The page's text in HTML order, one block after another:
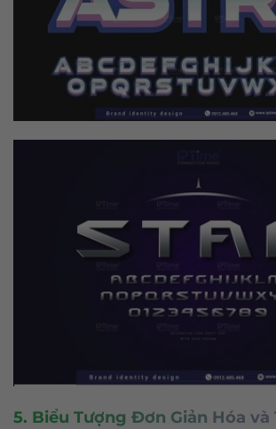
5. Biểu Tượng Đơn Giản Hóa và